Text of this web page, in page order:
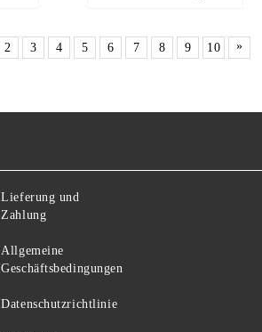
2 3 4 5 6 7 8 9 10 »
Lieferung und
Zahlung
Allgemeine
Geschäftsbedingungen
Datenschutzrichtlinie